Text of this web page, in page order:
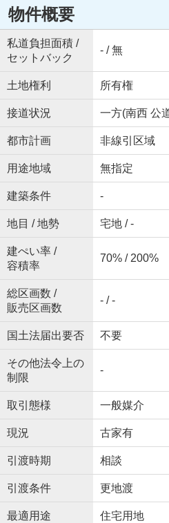
物件概要
私道負担面積 /
セットバック
- / 無
土地権利 所有権
接道状況 一方(南西 公
都市計画 非線引区域
用途地域 無指定
建築条件 -
地目 / 地勢 宅地 / -
建ぺい率 /
容積率
70% / 200%
総区画数 /
販売区画数
- / -
国土法届出要否 不要
その他法令上の
制限
-
取引態様 一般媒介
現況 古家有
引渡時期 相談
引渡条件 更地渡
最適用途 住宅用地